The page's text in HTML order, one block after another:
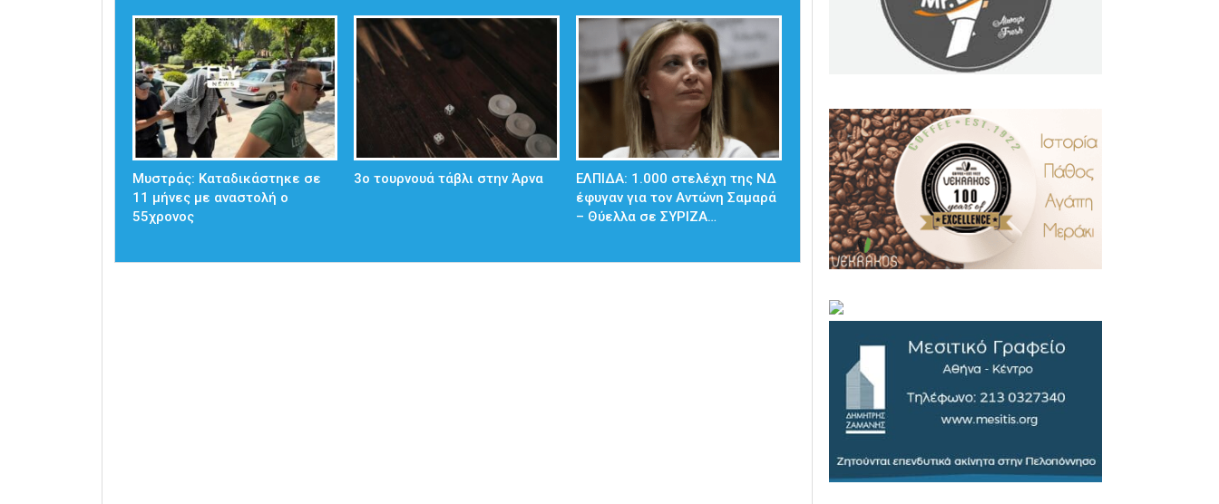
Μυστράς: Καταδικάστηκε σε
11 μήνες με αναστολή ο
55χρονος
3ο τουρνουά τάβλι στην Άρνα
ΕΛΠΙΔΑ: 1.000 στελέχη της ΝΔ
έφυγαν για τον Αντώνη Σαμαρά
– Θύελλα σε ΣΥΡΙΖΑ…